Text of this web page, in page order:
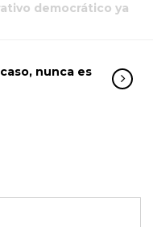
democrático ya
nunca es